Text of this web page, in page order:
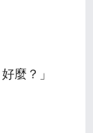
麼？」